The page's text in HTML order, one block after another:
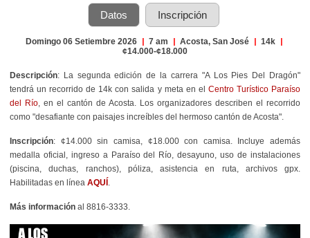
Datos Inscripción
Domingo 06 Setiembre 2026 | 7 am | Acosta, San José | 14k |
¢14.000-¢18.000
Descripción: La segunda edición de la carrera "A Los Pies Del Dragón"
tendrá un recorrido de 14k con salida y meta en el Centro Turístico Paraíso
del Río , en el cantón de Acosta. Los organizadores describen el recorrido
como "desafiante con paisajes increíbles del hermoso cantón de Acosta".
Inscripción: ¢14.000 sin camisa, ¢18.000 con camisa. Incluye además
medalla oficial, ingreso a Paraíso del Río, desayuno, uso de instalaciones
(piscina, duchas, ranchos), póliza, asistencia en ruta, archivos gpx.
Habilitadas en línea AQUÍ
Más información al 8816-3333.